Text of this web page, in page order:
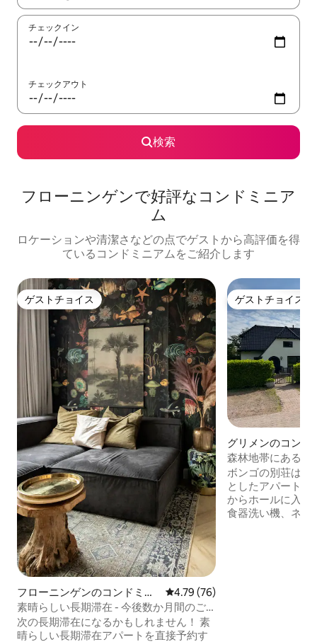
チェックイン
チェックアウト
検索
フローニンゲンで好評なコンドミニア
ム
ロケーションや清潔さなどの点でゲストから高評価を得
ているコンドミニアムをご紹介します
ゲストチョイス
ゲストチョイス
フローニンゲンのコンドミニ
アム
レビュー76件、5つ星中4.79つ
4.79 (76)
素晴らしい長期滞在 - 今後数か月間のご
自宅になります！
次の長期滞在になるかもしれません！ 素
晴らしい長期滞在アパートを直接予約す
ゲストチョイス
ゲストチョイス
グリメンのコンド
森林地帯にある広
ト！
ボンゴの別荘は、
としたアパート
からホールに入り
食器洗い機、ネス